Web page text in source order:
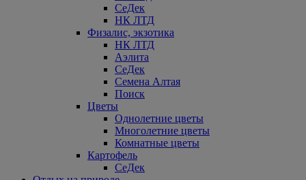
СеДек
НК ЛТД
Физалис, экзотика
НК ЛТД
Аэлита
СеДек
Семена Алтая
Поиск
Цветы
Однолетние цветы
Многолетние цветы
Комнатные цветы
Картофель
СеДек